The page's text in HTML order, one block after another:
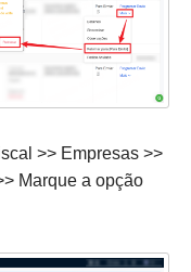
>> Empresas >>
Marque a opção